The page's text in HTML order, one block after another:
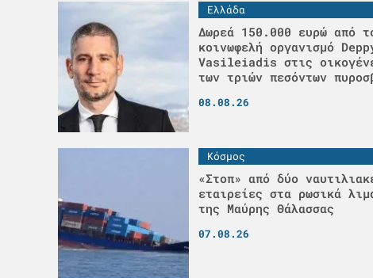
Ελλάδα
Δωρεά 150.000 ευρώ από
κοινωφελή οργανισμό
Vasileiadis στις
των τριών πεσόντων
08.08.26
Κόσμος
«Στοπ» από δύο
εταιρείες στα ρωσικά
της Μαύρης Θάλασσας
07.08.26